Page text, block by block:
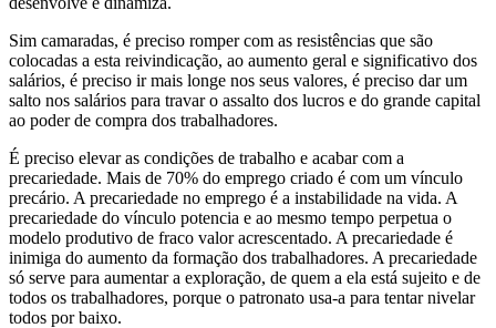
Sim camaradas, é preciso romper com as resistências que são
colocadas a esta reivindicação, ao aumento geral e significativo dos
salários, é preciso ir mais longe nos seus valores, é preciso dar um
salto nos salários para travar o assalto dos lucros e do grande capital
ao poder de compra dos trabalhadores.
É preciso elevar as condições de trabalho e acabar com a
precariedade. Mais de 70% do emprego criado é com um vínculo
precário. A precariedade no emprego é a instabilidade na vida. A
precariedade do vínculo potencia e ao mesmo tempo perpetua o
modelo produtivo de fraco valor acrescentado. A precariedade é
inimiga do aumento da formação dos trabalhadores. A precariedade
só serve para aumentar a exploração, de quem a ela está sujeito e de
todos os trabalhadores, porque o patronato usa-a para tentar nivelar
todos por baixo.